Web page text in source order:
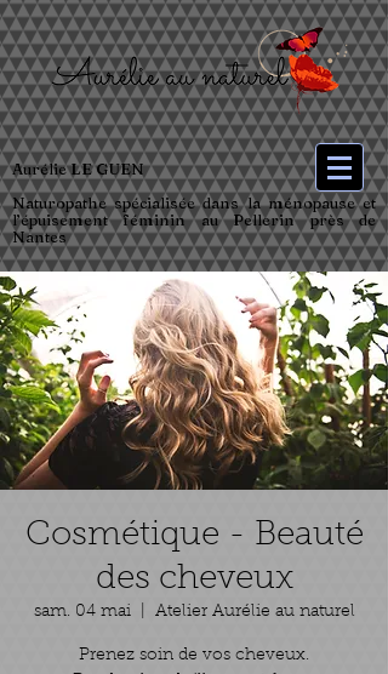
Aurélie LE GUEN
Naturopathe spécialisée dans la ménopause et
l’épuisement féminin au Pellerin près de
Nantes
Cosmétique - Beauté
des cheveux
sam. 04 mai
  |
Atelier Aurélie au naturel
Prenez soin de vos cheveux.